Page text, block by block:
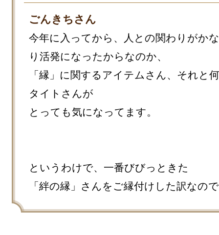
ごんきちさん
今年に入ってから、人との関わりがかな
り活発になったからなのか、
「縁」に関するアイテムさん、それと
タイトさんが
とっても気になってます。
というわけで、一番びびっときた
「絆の縁」さんをご縁付けした訳なの